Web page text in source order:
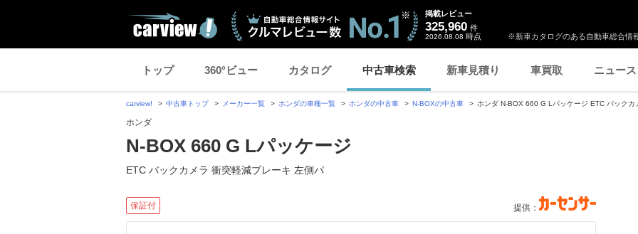
※新車カタログのある自動車総合情
掲載レビュー
325,960 件
2026.08.08 時点
トップ 360°ビュー カタログ 中古車検索 新車見積り 車買取 ニュース
carview! 中古車トップ メーカー一覧 ホンダの車種一覧 ホンダの中古車 N-BOXの中古車 ホンダ N-BOX 660 G Lパッケージ ETC バックカ
ホンダ
N-BOX 660 G Lパッケージ
ETC バックカメラ 衝突軽減ブレーキ 左側パ
保証付 提供：